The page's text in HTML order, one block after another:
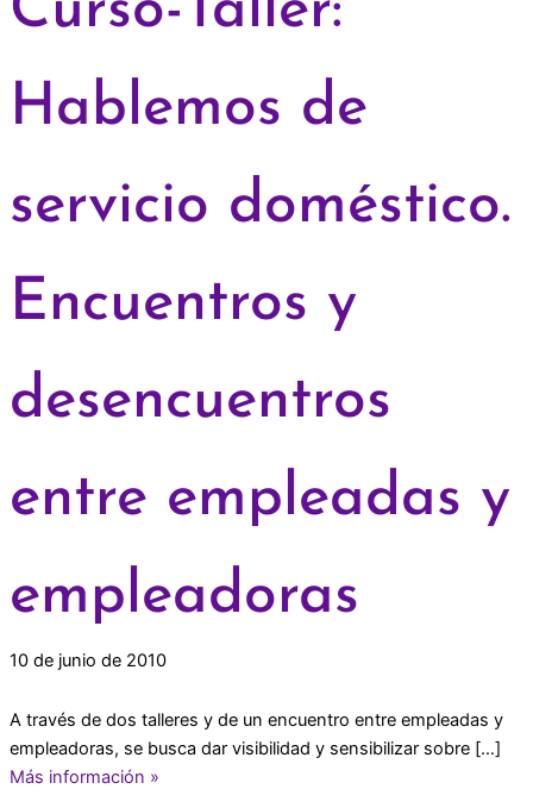
Hablemos de
servicio doméstico.
Encuentros y
desencuentros
entre empleadas y
empleadoras
10 de junio de 2010
A través de dos talleres y de un encuentro entre empleadas y
empleadoras, se busca dar visibilidad y sensibilizar sobre […]
Más información »